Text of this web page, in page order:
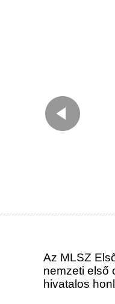
Az MLSZ
nemzeti első
hivatalos